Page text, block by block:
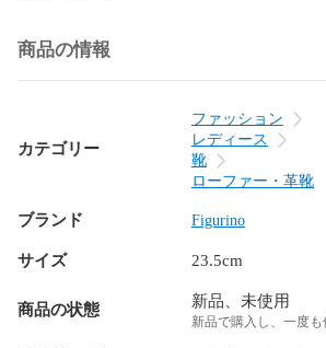
商品の情報
カテゴリー
ファッション
レディース
靴
ローファー・革靴
ブランド Figurino
サイズ 23.5cm
商品の状態 新品、未使用
新品で購入し、一度